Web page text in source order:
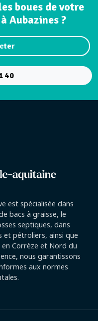
boues de votre
Aubazines ?
40
est spécialisée dans
bacs à graisse, le
septiques, dans
et pétroliers, ainsi que
Corrèze et Nord du
nous garantissons
aux normes